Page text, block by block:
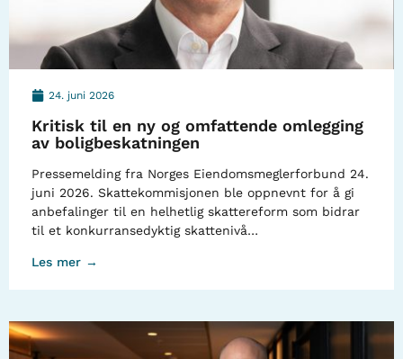
24. juni 2026
Kritisk til en ny og omfattende omlegging
av boligbeskatningen
Pressemelding fra Norges Eiendomsmeglerforbund 24.
juni 2026. Skattekommisjonen ble oppnevnt for å gi
anbefalinger til en helhetlig skattereform som bidrar
til et konkurransedyktig skattenivå…
Les mer →